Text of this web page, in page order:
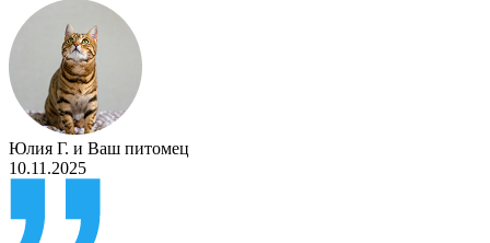
Юлия Г. и Ваш питомец
10.11.2025